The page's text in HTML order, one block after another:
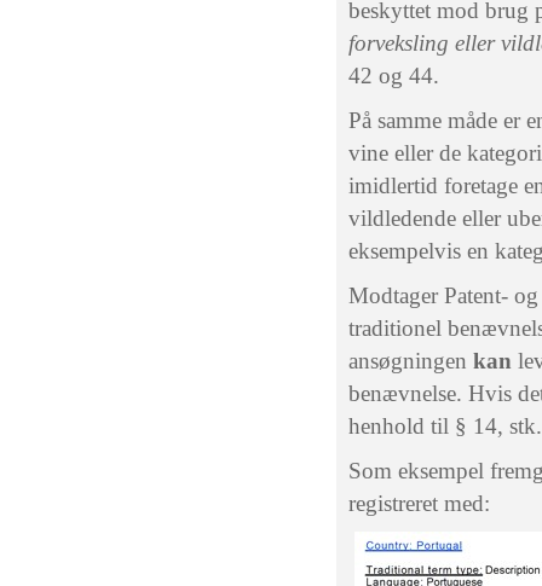
beskyttet mod brug
forveksling eller
42 og 44.
På samme måde er
vine eller de
imidlertid foretage
vildledende eller
eksempelvis en
Modtager Patent-
traditionel
ansøgningen kan
benævnelse. Hvis
henhold til § 14,
Som eksempel
registreret med: